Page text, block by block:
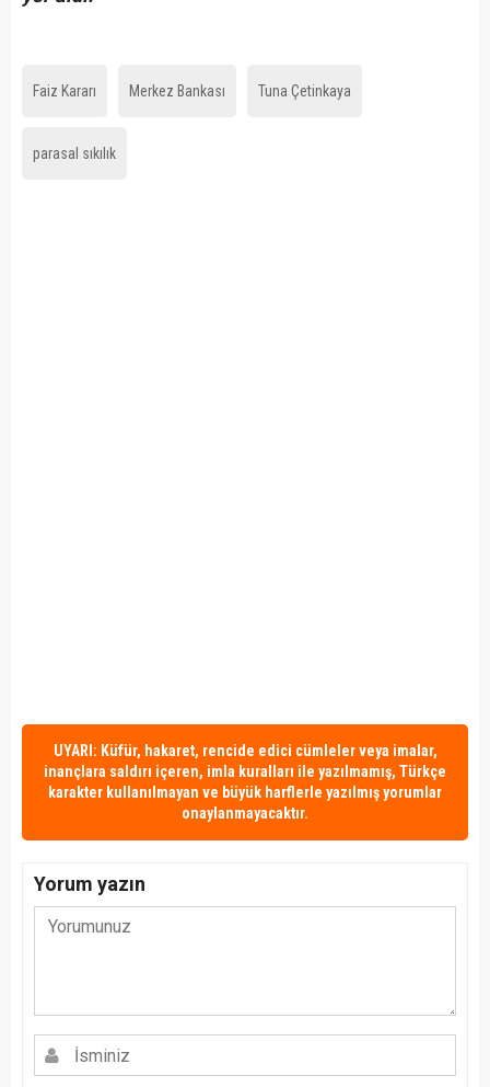
Faiz Kararı Merkez Bankası Tuna Çetinkaya
parasal sıkılık
UYARI: Küfür, hakaret, rencide edici cümleler veya imalar,
inançlara saldırı içeren, imla kuralları ile yazılmamış, Türkçe
karakter kullanılmayan ve büyük harflerle yazılmış yorumlar
onaylanmayacaktır.
Yorum yazın